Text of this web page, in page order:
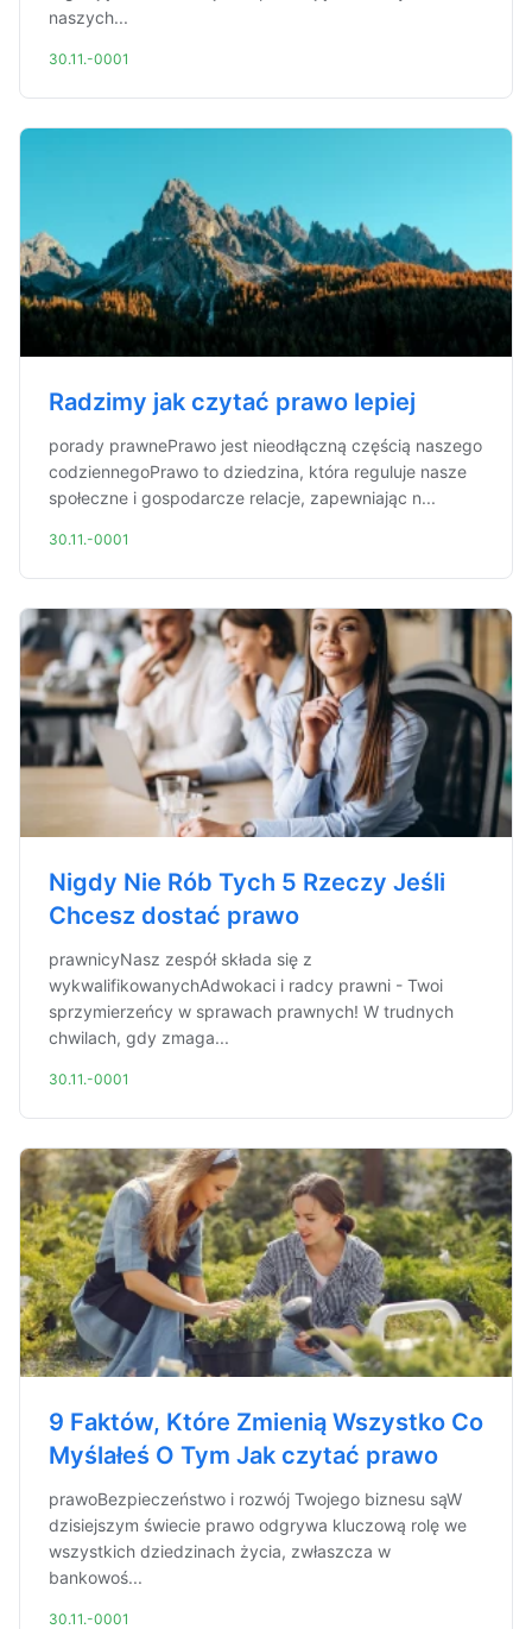
naszych...
30.11.-0001
Radzimy jak czytać prawo lepiej
porady prawnePrawo jest nieodłączną częścią naszego
codziennegoPrawo to dziedzina, która reguluje nasze
społeczne i gospodarcze relacje, zapewniając n...
30.11.-0001
Nigdy Nie Rób Tych 5 Rzeczy Jeśli
Chcesz dostać prawo
prawnicyNasz zespół składa się z
wykwalifikowanychAdwokaci i radcy prawni - Twoi
sprzymierzeńcy w sprawach prawnych! W trudnych
chwilach, gdy zmaga...
30.11.-0001
9 Faktów, Które Zmienią Wszystko Co
Myślałeś O Tym Jak czytać prawo
prawoBezpieczeństwo i rozwój Twojego biznesu sąW
dzisiejszym świecie prawo odgrywa kluczową rolę we
wszystkich dziedzinach życia, zwłaszcza w
bankowoś...
30.11.-0001